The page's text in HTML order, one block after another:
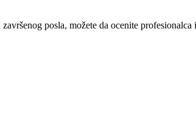
posla, možete da ocenite profesionalca